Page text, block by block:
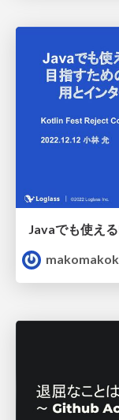
makomakok